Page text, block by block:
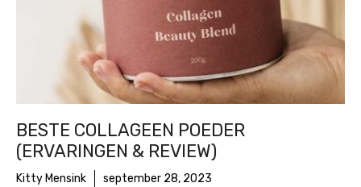
BESTE COLLAGEEN POEDER
(ERVARINGEN & REVIEW)
Kitty Mensink september 28, 2023